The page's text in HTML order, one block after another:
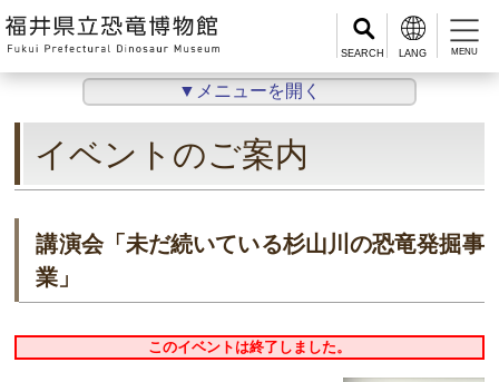
MENU
▼メニューを開く
イベントのご案内
講演会「未だ続いている杉山川の恐竜発掘事
業」
このイベントは終了しました。